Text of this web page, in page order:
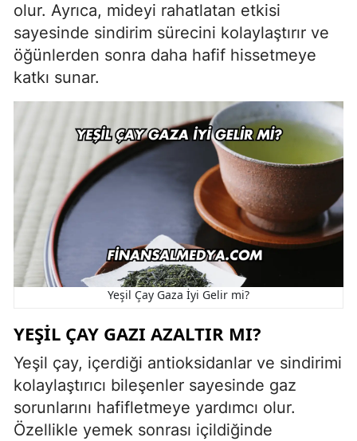
olur. Ayrıca, mideyi rahatlatan etkisi
sayesinde sindirim sürecini kolaylaştırır ve
öğünlerden sonra daha hafif hissetmeye
katkı sunar.
Yeşil Çay Gaza İyi Gelir mi?
YEŞIL ÇAY GAZI AZALTIR MI?
Yeşil çay, içerdiği antioksidanlar ve sindirimi
kolaylaştırıcı bileşenler sayesinde gaz
sorunlarını hafifletmeye yardımcı olur.
Özellikle yemek sonrası içildiğinde